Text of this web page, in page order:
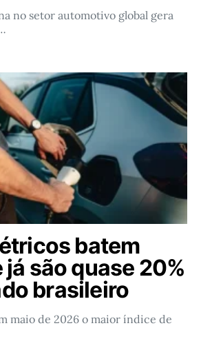
no setor automotivo global gera
batem
já são quase 20%
brasileiro
maio de 2026 o maior índice de